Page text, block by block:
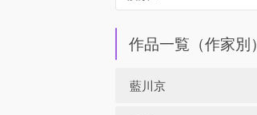
作品一覧（作家別）
藍川京